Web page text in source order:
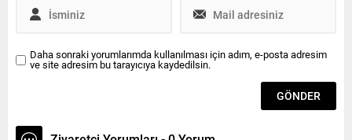
Belediye Başkanı...
Daha sonraki yorumlarımda kullanılması için adım, e-posta adresim
ve site adresim bu tarayıcıya kaydedilsin.